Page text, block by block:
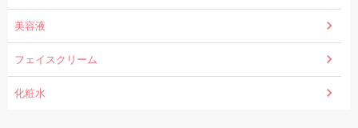
美容液
フェイスクリーム
化粧水